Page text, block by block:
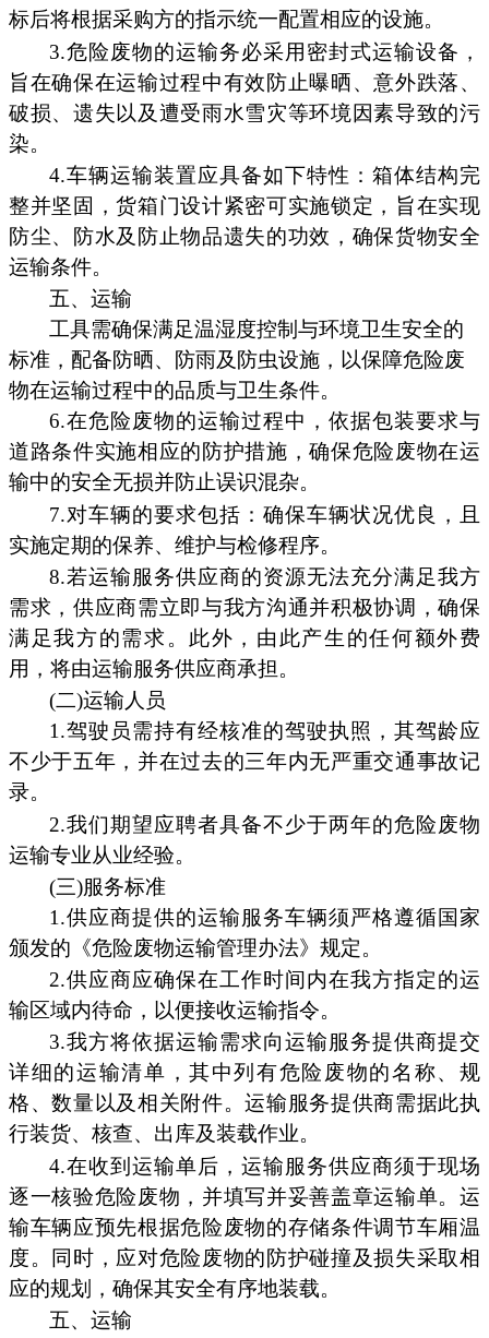
标后将根据采购方的指示统一配置相应的设施。
3.危险废物的运输务必采用密封式运输设备，
旨在确保在运输过程中有效防止曝晒、意外跌落、
破损、遗失以及遭受雨水雪灾等环境因素导致的污
染。
4.车辆运输装置应具备如下特性：箱体结构完
整并坚固，货箱门设计紧密可实施锁定，旨在实现
防尘、防水及防止物品遗失的功效，确保货物安全
运输条件。
五、运输
工具需确保满足温湿度控制与环境卫生安全的
标准，配备防晒、防雨及防虫设施，以保障危险废
物在运输过程中的品质与卫生条件。
6.在危险废物的运输过程中，依据包装要求与
道路条件实施相应的防护措施，确保危险废物在运
输中的安全无损并防止误识混杂。
7.对车辆的要求包括：确保车辆状况优良，且
实施定期的保养、维护与检修程序。
8.若运输服务供应商的资源无法充分满足我方
需求，供应商需立即与我方沟通并积极协调，确保
满足我方的需求。此外，由此产生的任何额外费
用，将由运输服务供应商承担。
(二)运输人员
1.驾驶员需持有经核准的驾驶执照，其驾龄应
不少于五年，并在过去的三年内无严重交通事故记
录。
2.我们期望应聘者具备不少于两年的危险废物
运输专业从业经验。
(三)服务标准
1.供应商提供的运输服务车辆须严格遵循国家
颁发的《危险废物运输管理办法》规定。
2.供应商应确保在工作时间内在我方指定的运
输区域内待命，以便接收运输指令。
3.我方将依据运输需求向运输服务提供商提交
详细的运输清单，其中列有危险废物的名称、规
格、数量以及相关附件。运输服务提供商需据此执
行装货、核查、出库及装载作业。
4.在收到运输单后，运输服务供应商须于现场
逐一核验危险废物，并填写并妥善盖章运输单。运
输车辆应预先根据危险废物的存储条件调节车厢温
度。同时，应对危险废物的防护碰撞及损失采取相
应的规划，确保其安全有序地装载。
五、运输